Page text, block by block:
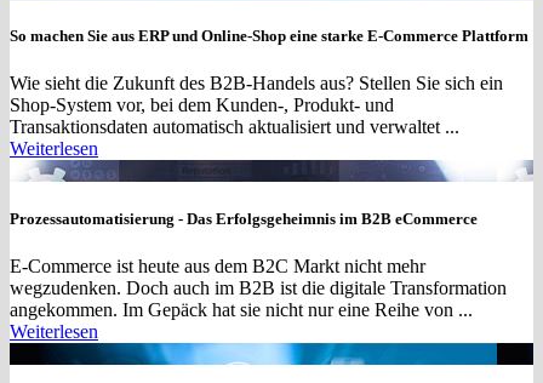
So machen Sie aus ERP und Online-Shop eine starke E-Commerce Plattform
Wie sieht die Zukunft des B2B-Handels aus? Stellen Sie sich ein
Shop-System vor, bei dem Kunden-, Produkt- und
Transaktionsdaten automatisch aktualisiert und verwaltet ...
Weiterlesen
Prozessautomatisierung - Das Erfolgsgeheimnis im B2B eCommerce
E-Commerce ist heute aus dem B2C Markt nicht mehr
wegzudenken. Doch auch im B2B ist die digitale Transformation
angekommen. Im Gepäck hat sie nicht nur eine Reihe von ...
Weiterlesen